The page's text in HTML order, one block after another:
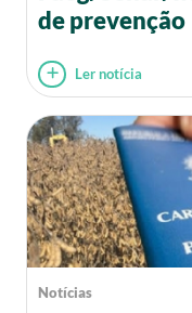
de prevenção
Ler notícia
Notícias